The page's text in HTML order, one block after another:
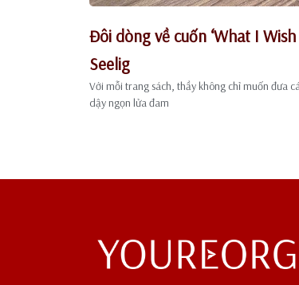
Đôi dòng về cuốn ‘What I
Seelig
Với mỗi trang sách, thầy không chỉ muốn đưa
dậy ngọn lửa đam